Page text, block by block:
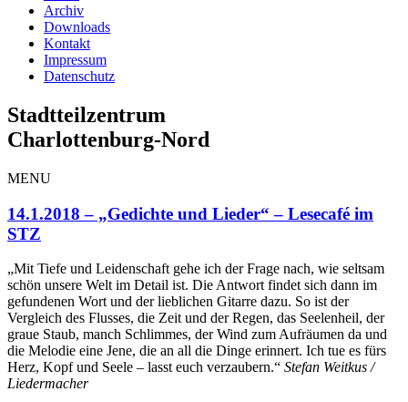
Archiv
Downloads
Kontakt
Impressum
Datenschutz
Stadtteilzentrum
Charlottenburg-Nord
MENU
14.1.2018 – „Gedichte und Lieder“ – Lesecafé im
STZ
„Mit Tiefe und Leidenschaft gehe ich der Frage nach, wie seltsam
schön unsere Welt im Detail ist. Die Antwort findet sich dann im
gefundenen Wort und der lieblichen Gitarre dazu. So ist der
Vergleich des Flusses, die Zeit und der Regen, das Seelenheil, der
graue Staub, manch Schlimmes, der Wind zum Aufräumen da und
die Melodie eine Jene, die an all die Dinge erinnert. Ich tue es fürs
Herz, Kopf und Seele – lasst euch verzaubern.“ Stefan Weitkus /
Liedermacher